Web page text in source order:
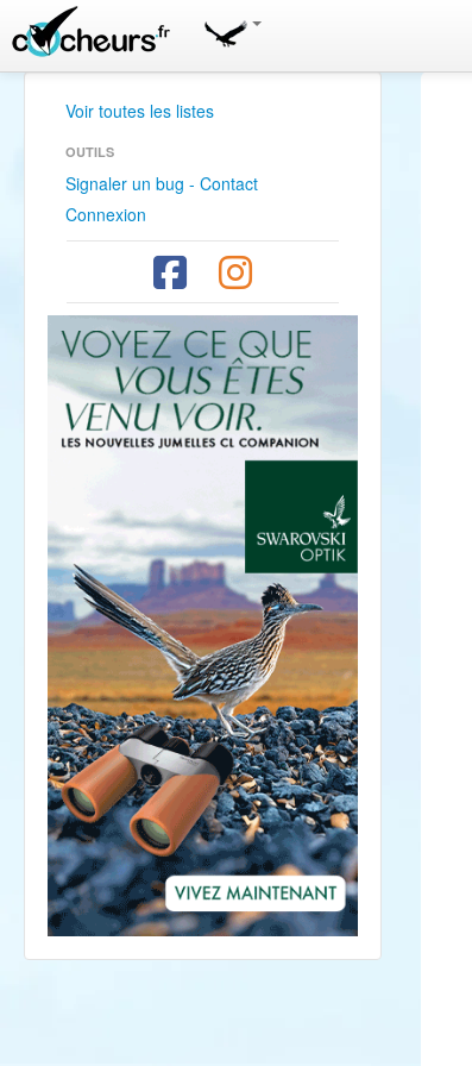
Voir toutes les listes
OUTILS
Signaler un bug - Contact
Connexion